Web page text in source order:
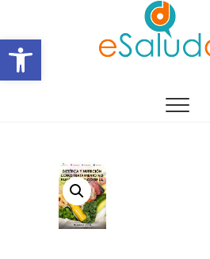
Abrir barra de
contenido